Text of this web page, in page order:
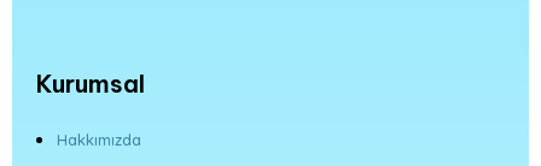
Kurumsal
Hakkımızda